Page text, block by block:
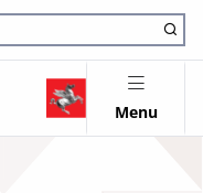
Menu